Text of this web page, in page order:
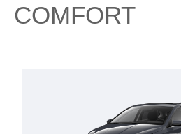
COMFORT